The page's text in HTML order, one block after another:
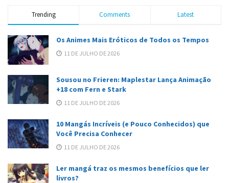
Trending Comments Latest
Os Animes Mais Eróticos de Todos os Tempos
11 DE JULHO DE 2026
Sousou no Frieren: Maplestar Lança Animação
+18 com Fern e Stark
11 DE JULHO DE 2026
10 Mangás Incríveis (e Pouco Conhecidos) que
Você Precisa Conhecer
11 DE JULHO DE 2026
Ler mangá traz os mesmos benefícios que ler
livros?